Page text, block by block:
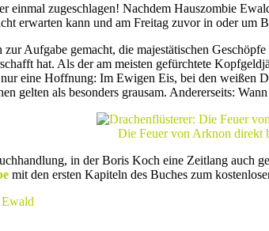
einmal zugeschlagen! Nachdem Hauszombie
erwarten kann und am Freitag zuvor in oder um
Aufgabe gemacht, die majestätischen
hat. Als der am meisten gefürchtete
eine Hoffnung: Im Ewigen Eis, bei den weißen
gelten als besonders grausam. Andererseits:
Die Feuer von Arknon direkt
in der Boris Koch eine Zeitlang auch
mit den ersten Kapiteln des Buches zum